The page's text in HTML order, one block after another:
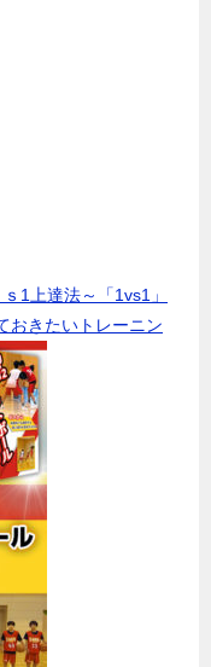
1上達法～「1vs1」
おきたいトレーニン